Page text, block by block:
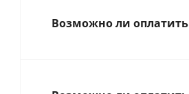
Возможно ли